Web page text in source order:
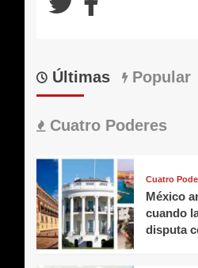
Últimas Popular
Cuatro Poderes
Cuatro
México
cuando
disputa